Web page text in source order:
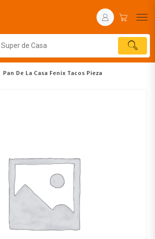
Pan De La Casa Fenix Tacos Pieza